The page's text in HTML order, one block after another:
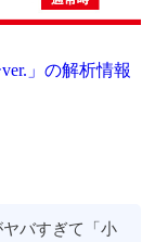
」の解析情報
ヤバすぎて「小